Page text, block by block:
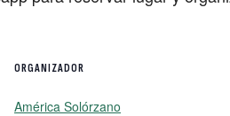
ORGANIZADOR
América Solórzano